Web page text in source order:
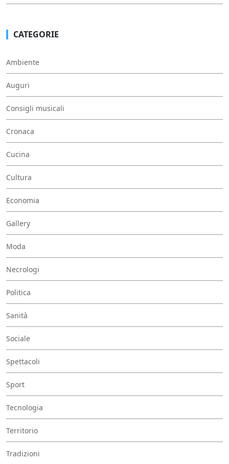
CATEGORIE
Ambiente
Auguri
Consigli musicali
Cronaca
Cucina
Cultura
Economia
Gallery
Moda
Necrologi
Politica
Sanità
Sociale
Spettacoli
Sport
Tecnologia
Territorio
Tradizioni